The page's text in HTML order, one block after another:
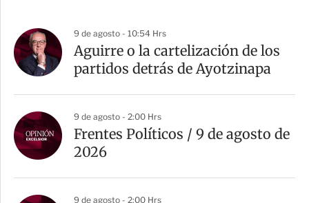
9 de agosto - 10:54 Hrs
Aguirre o la cartelización de los
partidos detrás de Ayotzinapa
9 de agosto - 2:00 Hrs
Frentes Políticos / 9 de agosto de
2026
9 de agosto - 2:00 Hrs